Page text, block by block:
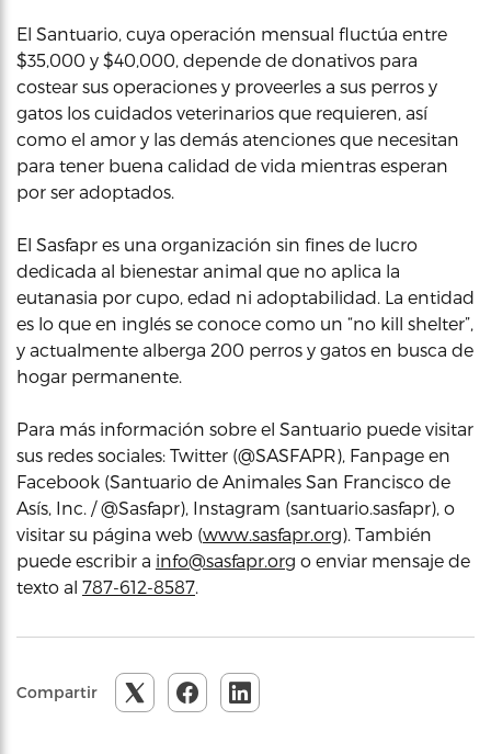
El Santuario, cuya operación mensual fluctúa entre
$35,000 y $40,000, depende de donativos para
costear sus operaciones y proveerles a sus perros y
gatos los cuidados veterinarios que requieren, así
como el amor y las demás atenciones que necesitan
para tener buena calidad de vida mientras esperan
por ser adoptados.
El Sasfapr es una organización sin fines de lucro
dedicada al bienestar animal que no aplica la
eutanasia por cupo, edad ni adoptabilidad. La entidad
es lo que en inglés se conoce como un “no kill shelter”,
y actualmente alberga 200 perros y gatos en busca de
hogar permanente.
Para más información sobre el Santuario puede visitar
sus redes sociales: Twitter (@SASFAPR), Fanpage en
Facebook (Santuario de Animales San Francisco de
Asís, Inc. / @Sasfapr), Instagram (santuario.sasfapr), o
visitar su página web (www.sasfapr.org). También
puede escribir a info@sasfapr.org o enviar mensaje de
texto al 787-612-8587.
Compartir